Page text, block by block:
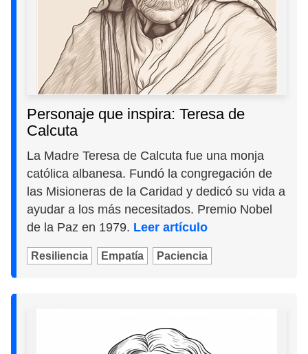
Personaje que inspira: Teresa de
Calcuta
La Madre Teresa de Calcuta fue una monja
católica albanesa. Fundó la congregación de
las Misioneras de la Caridad y dedicó su vida a
ayudar a los más necesitados. Premio Nobel
de la Paz en 1979. Leer artículo
Resiliencia Empatía Paciencia